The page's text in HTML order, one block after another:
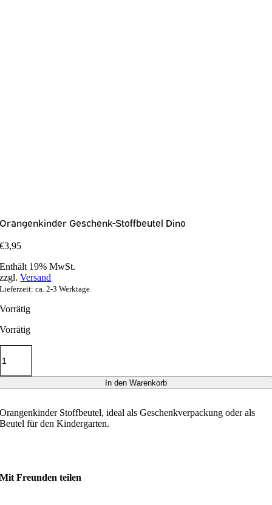
Orangenkinder Geschenk-Stoffbeutel Dino
€3,95
Enthält 19% MwSt.
zzgl.Versand
Lieferzeit: ca. 2-3 Werktage
Vorrätig
Vorrätig
In den Warenkorb
Orangenkinder Stoffbeutel, ideal als Geschenkverpackung oder als
Beutel für den Kindergarten.
Mit Freunden teilen